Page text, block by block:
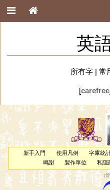
英
所有字| 常
[carefree
新手入門 使用凡例 字庫統
鳴謝
製作單位 私隱
（